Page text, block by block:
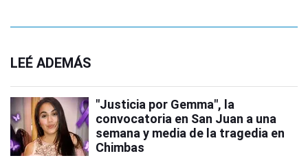
LEÉ ADEMÁS
"Justicia por Gemma", la
convocatoria en San Juan a una
semana y media de la tragedia en
Chimbas